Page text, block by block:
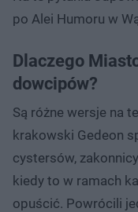
po Alei Humoru w
Dlaczego
dowcipów?
Są różne wersje na
krakowski Gedeon
cystersów,
kiedy to w ramach
opuścić. Powrócili